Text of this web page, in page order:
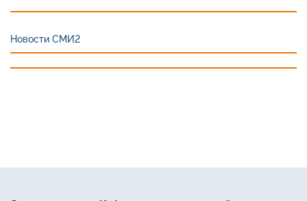
Новости СМИ2